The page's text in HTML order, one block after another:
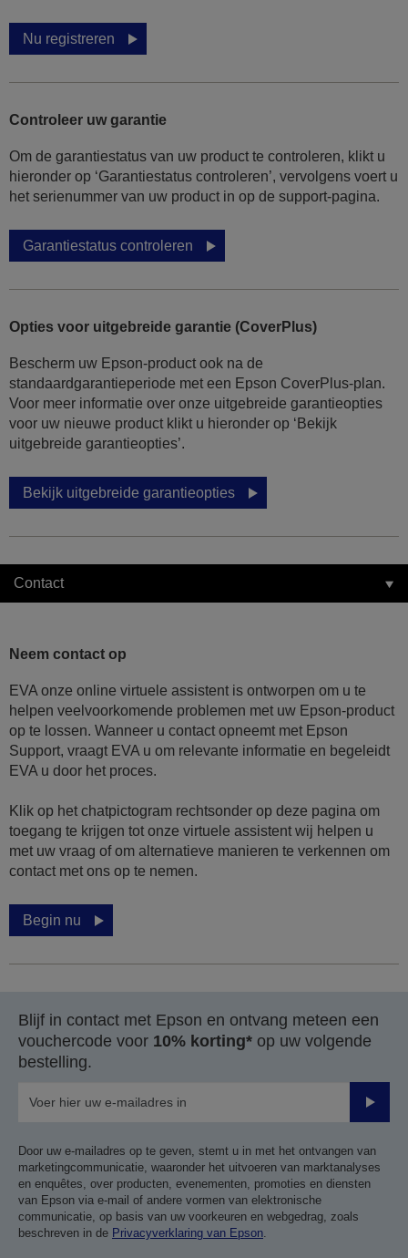
Nu registreren
Controleer uw garantie
Om de garantiestatus van uw product te controleren, klikt u
hieronder op ‘Garantiestatus controleren’, vervolgens voert u
het serienummer van uw product in op de support-pagina.
Garantiestatus controleren
Opties voor uitgebreide garantie (CoverPlus)
Bescherm uw Epson-product ook na de
standaardgarantieperiode met een Epson CoverPlus-plan.
Voor meer informatie over onze uitgebreide garantieopties
voor uw nieuwe product klikt u hieronder op ‘Bekijk
uitgebreide garantieopties’.
Bekijk uitgebreide garantieopties
Contact
Neem contact op
EVA onze online virtuele assistent is ontworpen om u te
helpen veelvoorkomende problemen met uw Epson-product
op te lossen. Wanneer u contact opneemt met Epson
Support, vraagt EVA u om relevante informatie en begeleidt
EVA u door het proces.
Klik op het chatpictogram rechtsonder op deze pagina om
toegang te krijgen tot onze virtuele assistent wij helpen u
met uw vraag of om alternatieve manieren te verkennen om
contact met ons op te nemen.
Begin nu
Blijf in contact met Epson en ontvang meteen een
vouchercode voor 10% korting* op uw volgende
bestelling.
Door uw e-mailadres op te geven, stemt u in met het ontvangen van
marketingcommunicatie, waaronder het uitvoeren van marktanalyses
en enquêtes, over producten, evenementen, promoties en diensten
van Epson via e-mail of andere vormen van elektronische
communicatie, op basis van uw voorkeuren en webgedrag, zoals
beschreven in de Privacyverklaring van Epson.